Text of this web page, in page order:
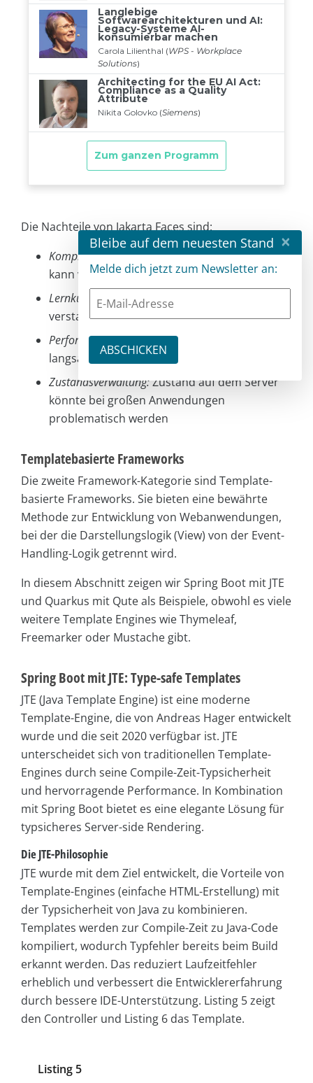
Die Nachteile von Jakarta Faces sind:
Komplexer Lifecycle:der sechsstufige Lifecycle
kann verwirrend sein
Lernkurve:es müssen viele Konzepte
verstanden werden (Scopes, EL, Lifecycle)
Performance:kann bei komplexen Views
langsamer sein als moderne Alternativen
Zustandsverwaltung:Zustand auf dem Server
könnte bei großen Anwendungen
problematisch werden
Templatebasierte Frameworks
Die zweite Framework-Kategorie sind Template-
basierte Frameworks. Sie bieten eine bewährte
Methode zur Entwicklung von Webanwendungen,
bei der die Darstellungslogik (View) von der Event-
Handling-Logik getrennt wird.
In diesem Abschnitt zeigen wir Spring Boot mit JTE
und Quarkus mit Qute als Beispiele, obwohl es viele
weitere Template Engines wie Thymeleaf,
Freemarker oder Mustache gibt.
Spring Boot mit JTE: Type-safe Templates
JTE (Java Template Engine) ist eine moderne
Template-Engine, die von Andreas Hager entwickelt
wurde und die seit 2020 verfügbar ist. JTE
unterscheidet sich von traditionellen Template-
Engines durch seine Compile-Zeit-Typsicherheit
und hervorragende Performance. In Kombination
mit Spring Boot bietet es eine elegante Lösung für
typsicheres Server-side Rendering.
Die JTE-Philosophie
JTE wurde mit dem Ziel entwickelt, die Vorteile von
Template-Engines (einfache HTML-Erstellung) mit
der Typsicherheit von Java zu kombinieren.
Templates werden zur Compile-Zeit zu Java-Code
kompiliert, wodurch Typfehler bereits beim Build
erkannt werden. Das reduziert Laufzeitfehler
erheblich und verbessert die Entwicklererfahrung
durch bessere IDE-Unterstützung. Listing 5 zeigt
den Controller und Listing 6 das Template.
Listing 5
Bleibe auf dem neuesten Stand ×
Melde dich jetzt zum Newsletter an: